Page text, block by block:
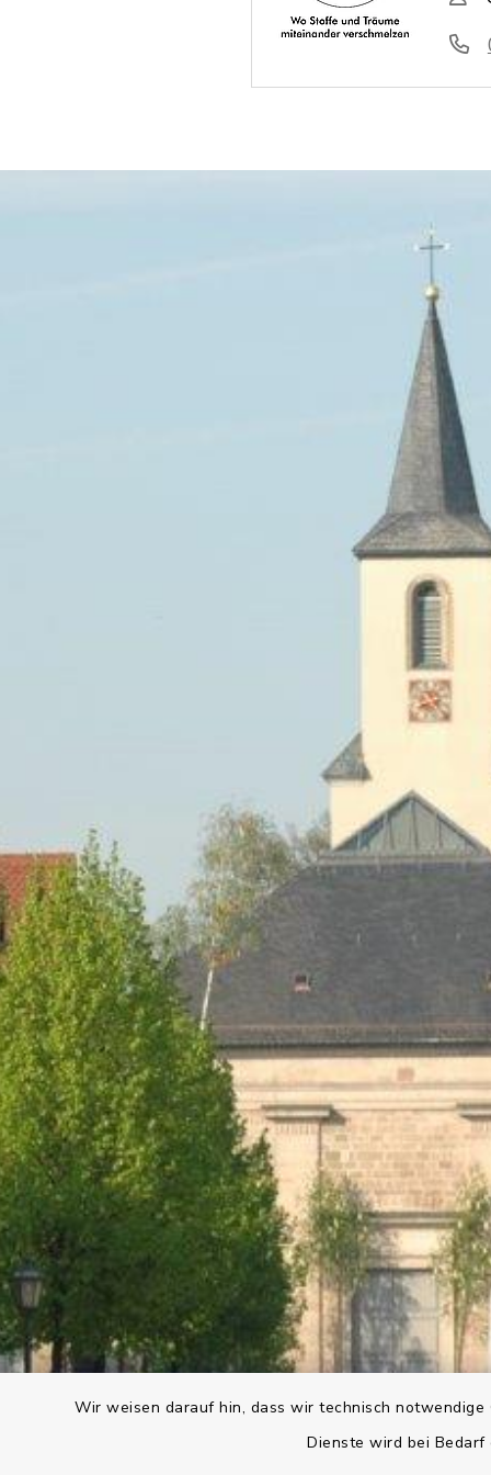
Wir weisen darauf hin, dass wir technisch
Dienste wird bei